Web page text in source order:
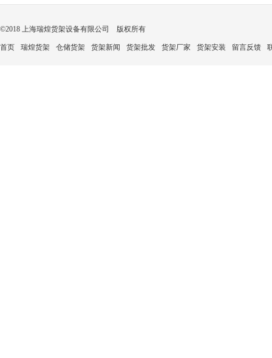
©2018 上海瑞煌货架设备有限公司 版权所有
首页 瑞煌货架 仓储货架 货架新闻 货架批发 货架厂家 货架安装 留言反馈